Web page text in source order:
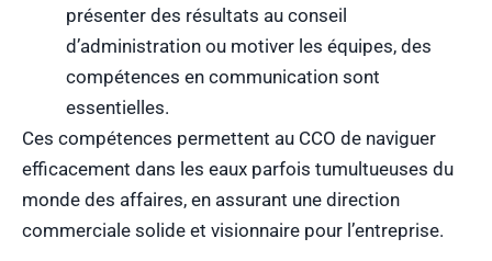
présenter des résultats au conseil
d’administration ou motiver les équipes, des
compétences en communication sont
essentielles.
Ces compétences permettent au CCO de naviguer
efficacement dans les eaux parfois tumultueuses du
monde des affaires, en assurant une direction
commerciale solide et visionnaire pour l’entreprise.